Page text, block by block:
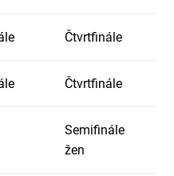
Čtvrtfinále
Čtvrtfinále
Semifinále
žen